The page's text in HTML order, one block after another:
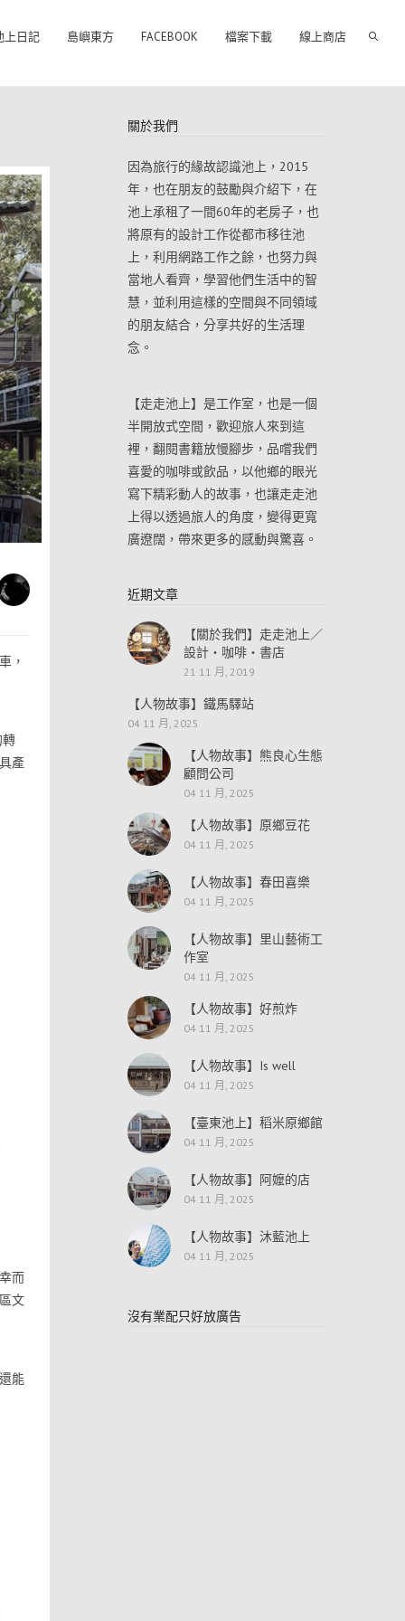
上日記 島嶼東方 FACEBOOK 檔案下載 線上商店
，
轉
產
而
文
能
關於我們
因為旅行的緣故認識池上，2015
年，也在朋友的鼓勵與介紹下，在
池上承租了一間60年的老房子，也
將原有的設計工作從都市移往池
上，利用網路工作之餘，也努力與
當地人看齊，學習他們生活中的智
慧，並利用這樣的空間與不同領域
的朋友結合，分享共好的生活理
念。
【走走池上】是工作室，也是一個
半開放式空間，歡迎旅人來到這
裡，翻閱書籍放慢腳步，品嚐我們
喜愛的咖啡或飲品，以他鄉的眼光
寫下精彩動人的故事，也讓走走池
上得以透過旅人的角度，變得更寬
廣遼闊，帶來更多的感動與驚喜。
近期文章
【關於我們】走走池上／
設計・咖啡・書店
21 11 月, 2019
【人物故事】鐵馬驛站
04 11 月, 2025
【人物故事】熊良心生態
顧問公司
04 11 月, 2025
【人物故事】原鄉豆花
04 11 月, 2025
【人物故事】春田喜樂
04 11 月, 2025
【人物故事】里山藝術工
作室
04 11 月, 2025
【人物故事】好煎炸
04 11 月, 2025
【人物故事】Is well
04 11 月, 2025
【臺東池上】稻米原鄉館
04 11 月, 2025
【人物故事】阿嬤的店
04 11 月, 2025
【人物故事】沐藍池上
04 11 月, 2025
沒有業配只好放廣告